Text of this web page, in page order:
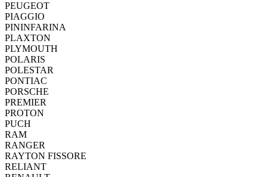
PEUGEOT
PIAGGIO
PININFARINA
PLAXTON
PLYMOUTH
POLARIS
POLESTAR
PONTIAC
PORSCHE
PREMIER
PROTON
PUCH
RAM
RANGER
RAYTON FISSORE
RELIANT